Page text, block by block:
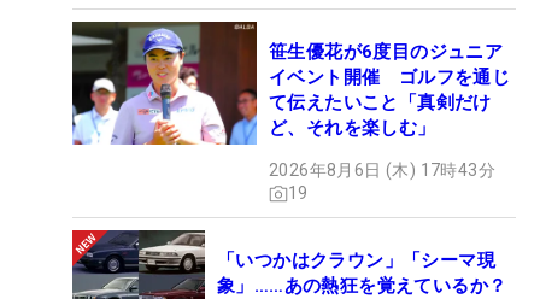
笹生優花が6度目のジュニア
イベント開催 ゴルフを通じ
て伝えたいこと「真剣だけ
ど、それを楽しむ」
2026年8月6日 (木) 17時43分
19
「いつかはクラウン」「シーマ現
象」……あの熱狂を覚えているか？